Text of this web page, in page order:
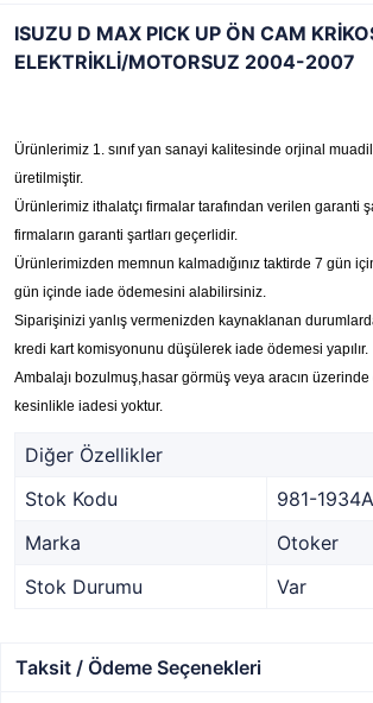
ISUZU D MAX PICK UP ÖN CAM
ELEKTRİKLİ/MOTORSUZ 2004-2007
Ürünlerimiz 1. sınıf yan sanayi kalitesinde orjinal
üretilmiştir.
Ürünlerimiz ithalatçı firmalar tarafından verilen garanti
firmaların garanti şartları geçerlidir.
Ürünlerimizden memnun kalmadığınız taktirde 7 gün
gün içinde iade ödemesini alabilirsiniz.
Siparişinizi yanlış vermenizden kaynaklanan
kredi kart komisyonunu düşülerek iade ödemesi yapılır.
Ambalajı bozulmuş,hasar görmüş veya aracın
kesinlikle iadesi yoktur.
Diğer Özellikler
Stok Kodu
981-1934A
Marka
Otoker
Stok Durumu
Var
Taksit / Ödeme Seçenekleri